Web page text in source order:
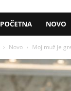
POČETNA NOVO
Novo Moj muž je